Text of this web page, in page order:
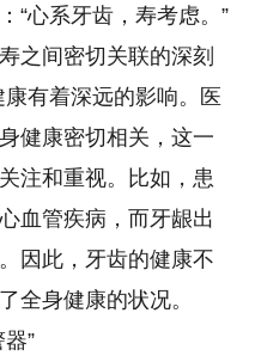
“心系牙齿，寿考虑。”
之间密切关联的深刻
有着深远的影响。医
健康密切相关，这一
注和重视。比如，患
血管疾病，而牙龈出
因此，牙齿的健康不
全身健康的状况。
”